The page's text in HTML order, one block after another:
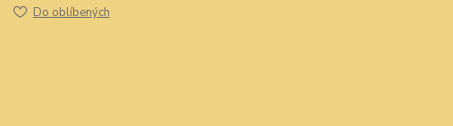
Do oblíbených